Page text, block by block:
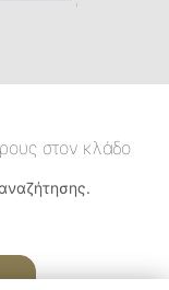
στον κλάδο